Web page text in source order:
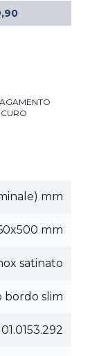
mm
mm
satinato
bordo slim